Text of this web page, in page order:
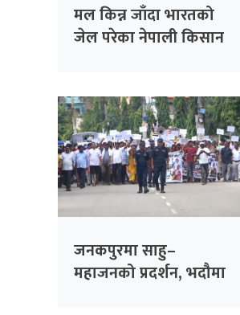
मल किन्न जाँदा भारतको
जेल परेका नेपाली किसान
जनकपुरमा साहु–
महाजनको प्रदर्शन, भदौमा